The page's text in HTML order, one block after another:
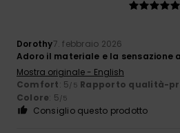
Dorothy7. febbraio 2026
Adoro il materiale e la
Mostra originale - English
Comfort: 5/5 Rapporto qualità-
Colore: 5/5
Consiglio questo prodotto